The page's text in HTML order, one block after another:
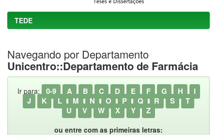
TEDE
Navegando por Departamento
Unicentro::Departamento de Farmácia
Ir para: 0-9 A B C D E F G H
I
J
K L M N O P Q R S
T
U
V W X Y Z
ou entre com as primeiras letras: